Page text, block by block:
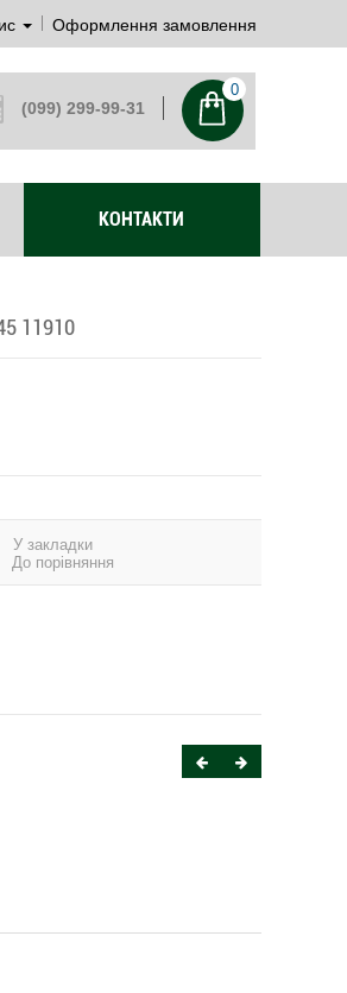
Оформлення замовлення
(099) 299-99-31
0
КОНТАКТИ
11910
У закладки
До порівняння